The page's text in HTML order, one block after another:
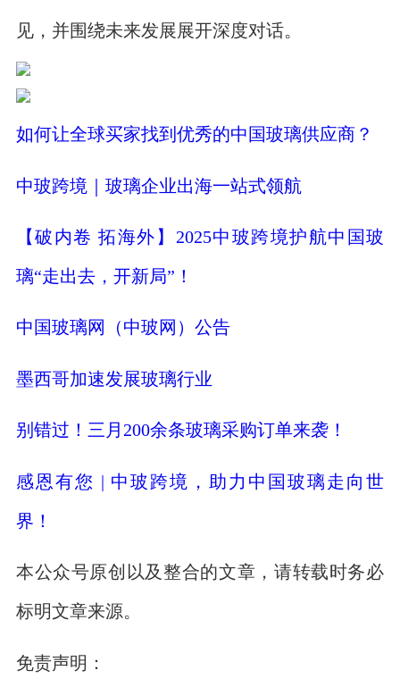
见，并围绕未来发展展开深度对话。
如何让全球买家找到优秀的中国玻璃供应商？
中玻跨境｜玻璃企业出海一站式领航
【破内卷 拓海外】2025中玻跨境护航中国玻
璃“走出去，开新局”！
中国玻璃网（中玻网）公告
墨西哥加速发展玻璃行业
别错过！三月200余条玻璃采购订单来袭！
感恩有您 | 中玻跨境，助力中国玻璃走向世
界！
本公众号原创以及整合的文章，请转载时务必
标明文章来源。
免责声明：